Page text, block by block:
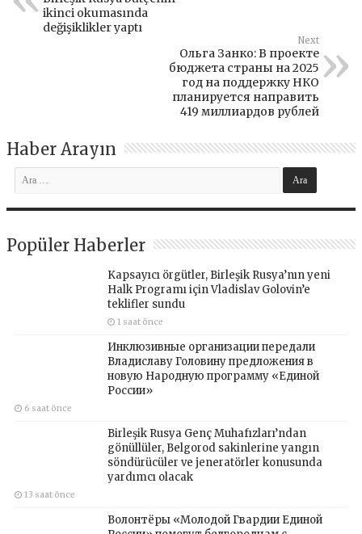
ikinci okumasında
değişiklikler yaptı
Next
Ольга Занко: В проекте
бюджета страны на 2025
год на поддержку НКО
планируется направить
419 миллиардов рублей
Haber Arayın
Popüler Haberler
Kapsayıcı örgütler, Birleşik Rusya’nın yeni
Halk Programı için Vladislav Golovin’e
teklifler sundu
1 saat önce
Инклюзивные организации передали
Владиславу Головину предложения в
новую Народную программу «Единой
России»
6 saat önce
Birleşik Rusya Genç Muhafızları’ndan
gönüllüler, Belgorod sakinlerine yangın
söndürücüler ve jeneratörler konusunda
yardımcı olacak
13 saat önce
Волонтёры «Молодой Гвардии Единой